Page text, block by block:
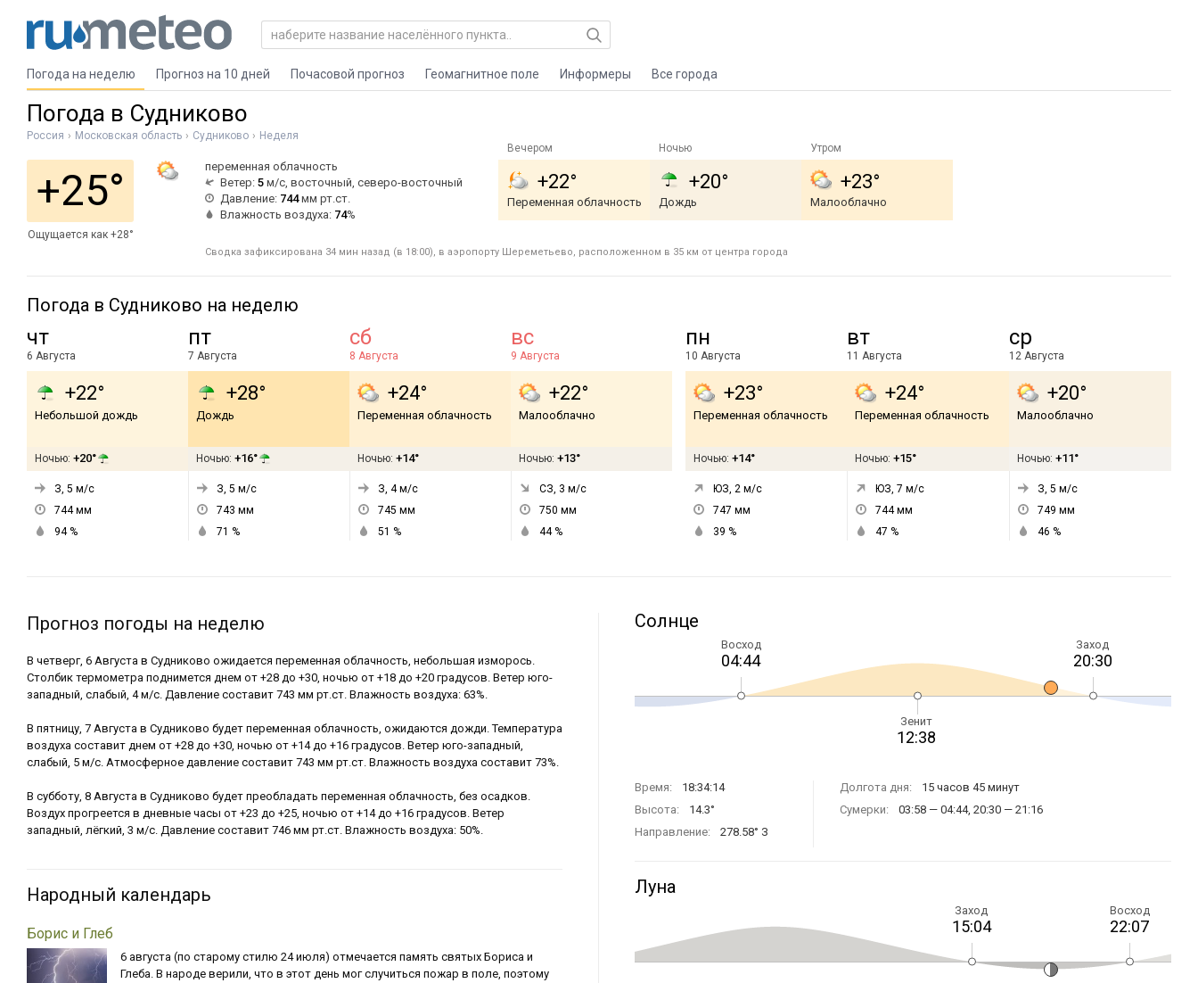
Погода на неделю Прогноз на 10 дней Почасовой прогноз Геомагнитное поле Информеры Все города
Погода в Судниково
Россия Московская область Судниково Неделя
+25°
Ощущается как +28°
переменная облачность
Ветер: 5 м/с, восточный, северо-восточный
Давление: 744мм рт.ст.
Влажность воздуха: 74%
Вечером
+22°
Переменная облачность
Ночью
+20°
Дождь
Утром
+23°
Малооблачно
Сводка зафиксирована 34 мин назад (в 18:00), в аэропорту Шереметьево, расположенном в 35 км от центра города
Погода в Судниково на неделю
чт
6 Августа
+22°
Небольшой дождь
Ночью: +20°
З, 5 м/с
744мм
94%
пт
7 Августа
+28°
Дождь
Ночью: +16°
З, 5 м/с
743 мм
71 %
сб
8 Августа
+24°
Переменная облачность
Ночью: +14°
З, 4м/с
745 мм
51 %
вс
9 Августа
+22°
Малооблачно
Ночью: +13°
СЗ, 3 м/с
750 мм
44%
пн
10 Августа
+23°
Переменная облачность
Ночью: +14°
ЮЗ, 2 м/с
747 мм
39 %
вт
11 Августа
+24°
Переменная облачность
Ночью: +15°
ЮЗ, 7 м/с
744мм
47 %
ср
12 Августа
+20°
Малооблачно
Ночью: +11°
З, 5 м/с
749 мм
46 %
Прогноз погоды на неделю
В четверг, 6 Августа в Судниково ожидается переменная облачность, небольшая изморось.
Столбик термометра поднимется днем от +28 до +30, ночью от +18 до +20 градусов. Ветер юго-
западный, слабый, 4 м/с. Давление составит 743 мм рт.ст. Влажность воздуха: 63%.
В пятницу, 7 Августа в Судниково будет переменная облачность, ожидаются дожди. Температура
воздуха составит днем от +28 до +30, ночью от +14 до +16 градусов. Ветер юго-западный,
слабый, 5 м/с. Атмосферное давление составит 743 мм рт.ст. Влажность воздуха составит 73%.
В субботу, 8 Августа в Судниково будет преобладать переменная облачность, без осадков.
Воздух прогреется в дневные часы от +23 до +25, ночью от +14 до +16 градусов. Ветер
западный, лёгкий, 3 м/с. Давление составит 746 мм рт.ст. Влажность воздуха: 50%.
Народный календарь
Борис и Глеб
6 августа (по старому стилю 24 июля) отмечается память святых Бориса и
Глеба. В народе верили, что в этот день мог случиться пожар в поле, поэтому
Солнце
Восход
04:44
Заход
20:30
Зенит
12:38
Время:
18:34:14
Высота:
14.3°
Направление:
278.58° З
Долгота дня:
15 часов 45 минут
Сумерки:
03:58 — 04:44, 20:30 — 21:16
Луна
Восход
22:07
Заход
15:04